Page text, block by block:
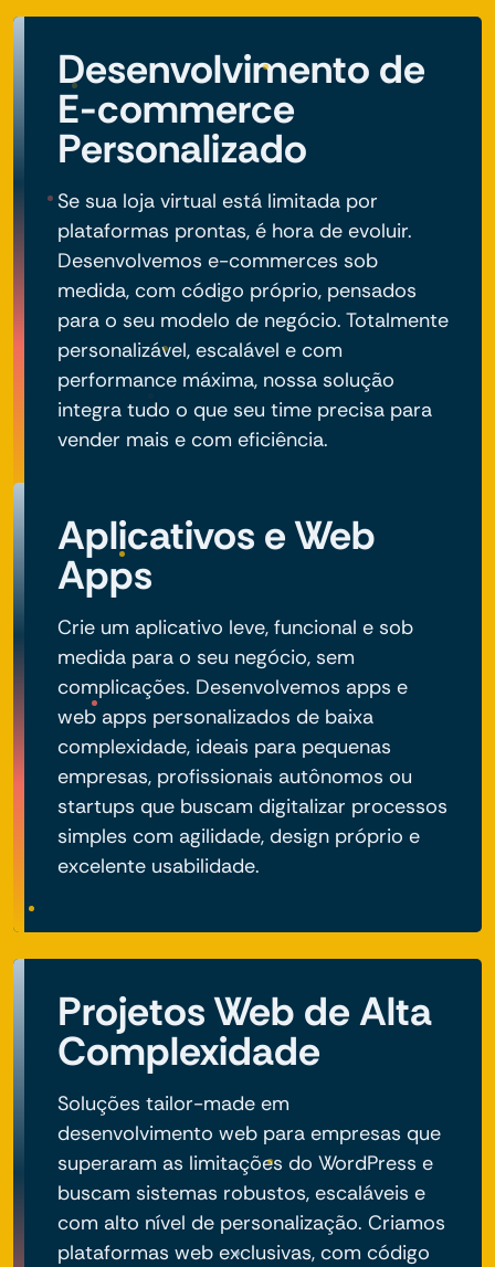
Desenvolvimento de
E-commerce
Personalizado
Se sua loja virtual está limitada por
plataformas prontas, é hora de evoluir.
Desenvolvemos e-commerces sob
medida, com código próprio, pensados
para o seu modelo de negócio. Totalmente
personalizável, escalável e com
performance máxima, nossa solução
integra tudo o que seu time precisa para
vender mais e com eficiência.
Aplicativos e Web
Apps
Crie um aplicativo leve, funcional e sob
medida para o seu negócio, sem
complicações. Desenvolvemos apps e
web apps personalizados de baixa
complexidade, ideais para pequenas
empresas, profissionais autônomos ou
startups que buscam digitalizar processos
simples com agilidade, design próprio e
excelente usabilidade.
Projetos Web de Alta
Complexidade
Soluções tailor-made em
desenvolvimento web para empresas que
superaram as limitações do WordPress e
buscam sistemas robustos, escaláveis e
com alto nível de personalização. Criamos
plataformas web exclusivas, com código